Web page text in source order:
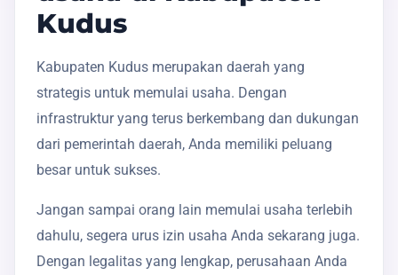
Kudus
Kabupaten Kudus merupakan daerah yang
strategis untuk memulai usaha. Dengan
infrastruktur yang terus berkembang dan dukungan
dari pemerintah daerah, Anda memiliki peluang
besar untuk sukses.
Jangan sampai orang lain memulai usaha terlebih
dahulu, segera urus izin usaha Anda sekarang juga.
Dengan legalitas yang lengkap, perusahaan Anda